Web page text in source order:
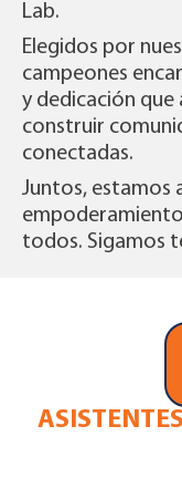
Lab.
Elegidos por
campeones
y dedicación que
construir
conectadas.
Juntos, estamos
todos. Sigamos